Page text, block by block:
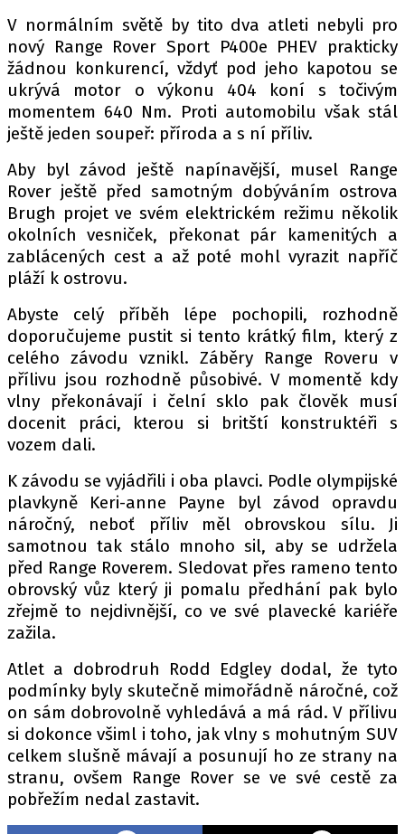
Máte příběh, fotku nebo video?
Pošlete e-mail na autoroad.cz
KONTAKT
VYDAVATEL
INZERCE
OSOBNÍ ÚDAJE / COOKIES
Provozovatelem serveru autoroad.cz je
INCORP MEDIA GROUP s.r.o., IČ: 118 23 054
V normálním světě by tito dva atleti nebyli pro
nový Range Rover Sport P400e PHEV prakticky
žádnou konkurencí, vždyť pod jeho kapotou se
ukrývá motor o výkonu 404 koní s točivým
momentem 640 Nm. Proti automobilu však stál
ještě jeden soupeř: příroda a s ní příliv.
Aby byl závod ještě napínavější, musel Range
Rover ještě před samotným dobýváním ostrova
Brugh projet ve svém elektrickém režimu několik
okolních vesniček, překonat pár kamenitých a
zablácených cest a až poté mohl vyrazit napříč
pláží k ostrovu.
Abyste celý příběh lépe pochopili, rozhodně
doporučujeme pustit si tento krátký film, který z
celého závodu vznikl. Záběry Range Roveru v
přílivu jsou rozhodně působivé. V momentě kdy
vlny překonávají i čelní sklo pak člověk musí
docenit práci, kterou si britští konstruktéři s
vozem dali.
K závodu se vyjádřili i oba plavci. Podle olympijské
plavkyně Keri-anne Payne byl závod opravdu
náročný, neboť příliv měl obrovskou sílu. Ji
samotnou tak stálo mnoho sil, aby se udržela
před Range Roverem. Sledovat přes rameno tento
obrovský vůz který ji pomalu předhání pak bylo
zřejmě to nejdivnější, co ve své plavecké kariéře
zažila.
Atlet a dobrodruh Rodd Edgley dodal, že tyto
podmínky byly skutečně mimořádně náročné, což
on sám dobrovolně vyhledává a má rád. V přílivu
si dokonce všiml i toho, jak vlny s mohutným SUV
celkem slušně mávají a posunují ho ze strany na
stranu, ovšem Range Rover se ve své cestě za
pobřežím nedal zastavit.